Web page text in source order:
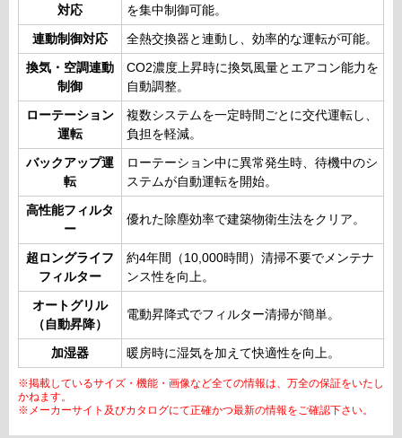
対応
を集中制御可能。
連動制御対応 全熱交換器と連動し、効率的な運転が可能。
換気・空調連動
制御
CO2濃度上昇時に換気風量とエアコン能力を
自動調整。
ローテーション
運転
複数システムを一定時間ごとに交代運転し、
負担を軽減。
バックアップ運
転
ローテーション中に異常発生時、待機中のシ
ステムが自動運転を開始。
高性能フィルタ
ー
優れた除塵効率で建築物衛生法をクリア。
超ロングライフ
フィルター
約4年間（10,000時間）清掃不要でメンテナ
ンス性を向上。
オートグリル
（自動昇降）
電動昇降式でフィルター清掃が簡単。
加湿器 暖房時に湿気を加えて快適性を向上。
※掲載しているサイズ・機能・画像など全ての情報は、万全の保証をいたし
かねます。
※メーカーサイト及びカタログにて正確かつ最新の情報をご確認下さい。